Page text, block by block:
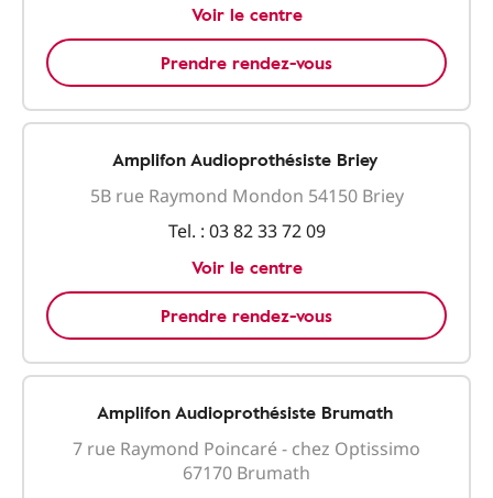
Voir le centre
Prendre rendez-vous
Amplifon Audioprothésiste Briey
5B rue Raymond Mondon 54150 Briey
Tel. : 03 82 33 72 09
Voir le centre
Prendre rendez-vous
Amplifon Audioprothésiste Brumath
7 rue Raymond Poincaré - chez Optissimo
67170 Brumath